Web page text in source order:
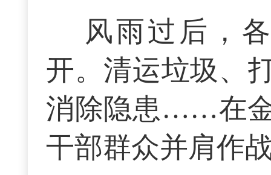
风雨过后，
开。清运垃圾、
消除隐患……在金
干部群众并肩作